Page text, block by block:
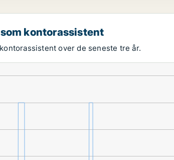
kontorassistent
over de seneste tre år.